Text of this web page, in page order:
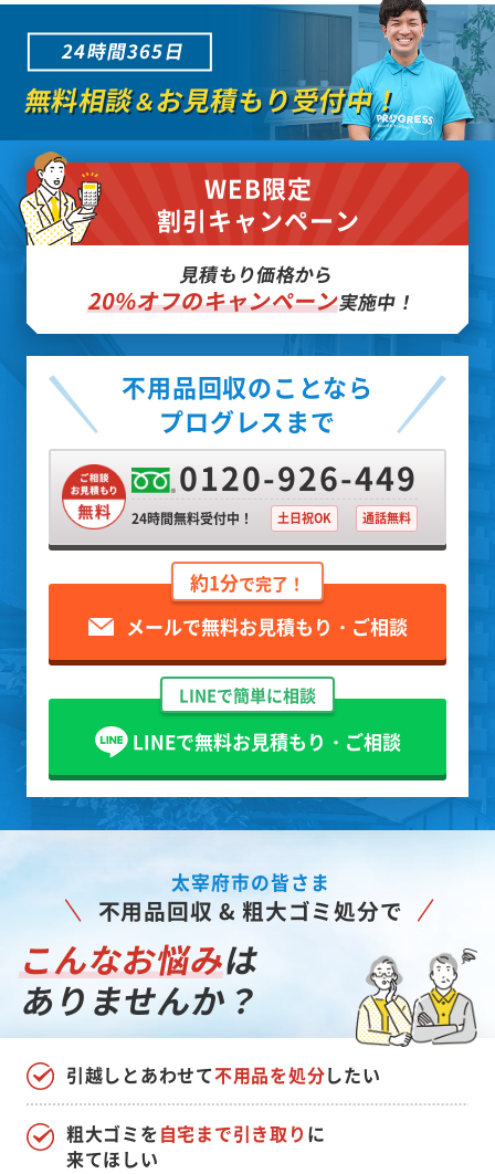
24時間365日
無料相談＆お見積もり受付中！
WEB限定
割引キャンペーン
見積もり価格から
20%オフのキャンペーン実施中！
不用品回収のことなら
プログレスまで
0120-926-449
24時間無料受付中！ 土日祝OK 通話無料
約1分で完了！
メールで無料お見積もり・ご相談
LINEで簡単に相談
LINEで無料お見積もり・ご相談
太宰府市の皆さま
不用品回収 & 粗大ゴミ処分で
こんなお悩みは
ありませんか？
引越しとあわせて不用品を処分したい
粗大ゴミを自宅まで引き取り に
来てほしい